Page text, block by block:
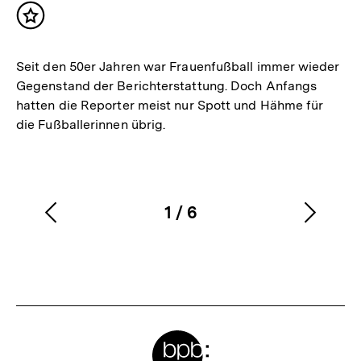
Inhalt
Seit den 50er Jahren war Frauenfußball immer wieder
Gegenstand der Berichterstattung. Doch Anfangs
hatten die Reporter meist nur Spott und Hähme für
die Fußballerinnen übrig.
Karussellinhalt
1
von
/ 6
Vorherigen